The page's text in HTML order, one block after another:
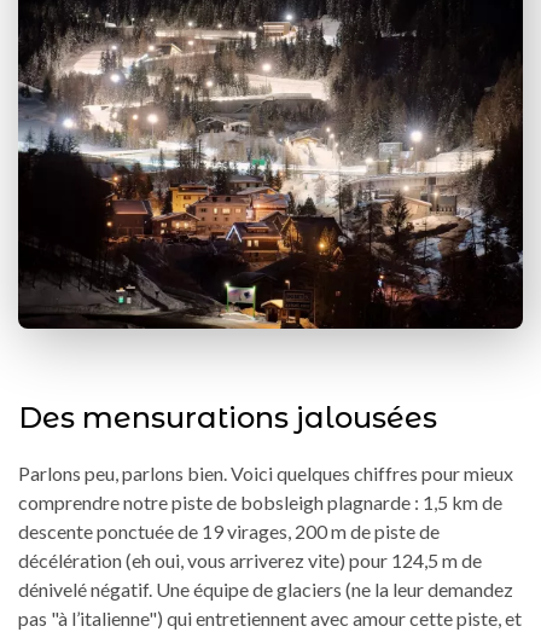
Des mensurations jalousées
Parlons peu, parlons bien. Voici quelques chiffres pour mieux
comprendre notre piste de bobsleigh plagnarde : 1,5 km de
descente ponctuée de 19 virages, 200 m de piste de
décélération (eh oui, vous arriverez vite) pour 124,5 m de
dénivelé négatif. Une équipe de glaciers (ne la leur demandez
pas "à l’italienne") qui entretiennent avec amour cette piste, et